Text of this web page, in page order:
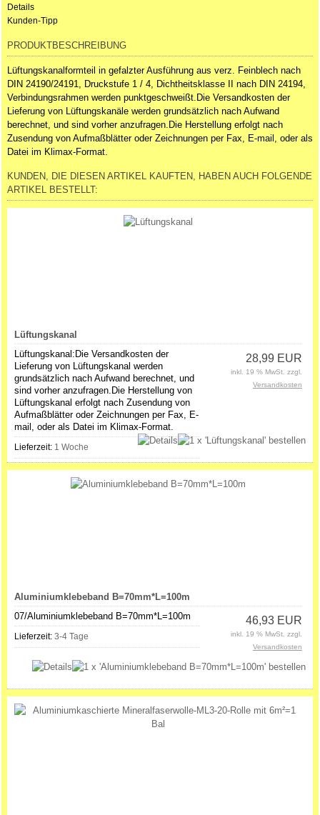
Details
Kunden-Tipp
PRODUKTBESCHREIBUNG
Lüftungskanalformteil in gefalzter Ausführung aus verz. Feinblech nach
DIN 24190/24191, Druckstufe 1 / 4, Dichtheitsklasse II nach DIN 24194,
Verbindungsrahmen werden punktgeschweißt.Die Versandkosten der
Lieferung von Lüftungskanäle werden grundsätzlich nach Aufwand
berechnet, und sind vorher anzufragen.Die Herstellung erfolgt nach
Zusendung von Aufmaßblätter oder Zeichnungen per Fax, E-mail, oder als
Datei im Klimax-Format.
KUNDEN, DIE DIESEN ARTIKEL KAUFTEN, HABEN AUCH FOLGENDE
ARTIKEL BESTELLT:
Lüftungskanal
Lüftungskanal:Die Versandkosten der
Lieferung von Lüftungskanal werden
grundsätzlich nach Aufwand berechnet, und
sind vorher anzufragen.Die Herstellung von
Lüftungskanal erfolgt nach Zusendung von
Aufmaßblätter oder Zeichnungen per Fax, E-
mail, oder als Datei im Klimax-Format.
Lieferzeit: 1 Woche
28,99 EUR
inkl. 19 % MwSt. zzgl.
Versandkosten
Aluminiumklebeband B=70mm*L=100m
07/Aluminiumklebeband B=70mm*L=100m
Lieferzeit: 3-4 Tage
46,93 EUR
inkl. 19 % MwSt. zzgl.
Versandkosten